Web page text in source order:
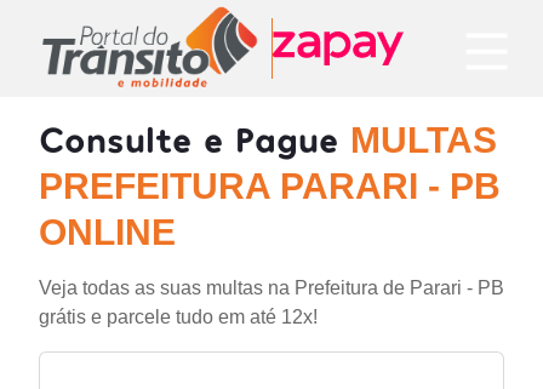
Consulte e Pague MULTAS
PREFEITURA PARARI - PB
ONLINE
Veja todas as suas multas na Prefeitura de Parari - PB
grátis e parcele tudo em até 12x!